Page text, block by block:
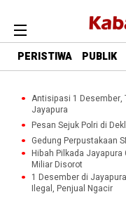
PERISTIWA PUBLIK
Antisipasi 1 Desember,
Jayapura
Pesan Sejuk Polri di
Gedung Perpustakaan
Hibah Pilkada Jayapura
Miliar Disorot
1 Desember di
Ilegal, Penjual Ngacir